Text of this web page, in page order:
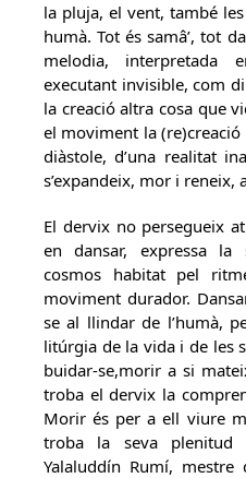
la pluja, el vent, també
humà. Tot és samâ’, tot
melodia,
executant invisible, com
la creació altra cosa que
el moviment la (re)creació
diàstole, d’una realitat
s’expandeix, mor i reneix,
El dervix no persegueix
en dansar, expressa
cosmos habitat pel
moviment durador.
se al llindar de l’humà,
litúrgia de la vida i de les
buidar-se,morir a si
troba el dervix la
Morir és per a ell viure
troba la seva
Yalaluddín Rumí,